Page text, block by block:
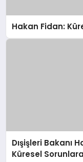
Hakan Fidan:
Dışişleri Bakanı
Küresel